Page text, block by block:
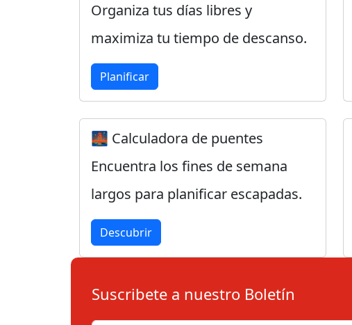
Organiza tus días libres y
maximiza tu tiempo de descanso.
Planificar
🌉 Calculadora de puentes
Encuentra los fines de semana
largos para planificar escapadas.
Descubrir
Suscribete a nuestro Boletín